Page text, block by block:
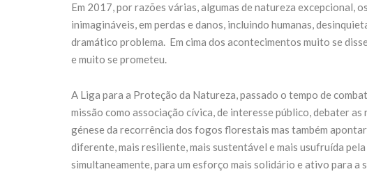
Em 2017, por razões várias, algumas de natureza
inimagináveis, em perdas e danos, incluindo humanas,
dramático problema. Em cima dos acontecimentos muito se
e muito se prometeu.
A Liga para a Proteção da Natureza, passado o tempo de
missão como associação cívica, de interesse público, debater
génese da recorrência dos fogos florestais mas também
diferente, mais resiliente, mais sustentável e mais usufruída
simultaneamente, para um esforço mais solidário e ativo para a